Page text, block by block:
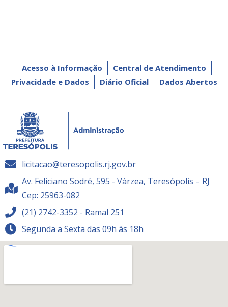
Acesso à Informação
Central de Atendimento
Privacidade e Dados
Diário Oficial Dados Abertos
licitacao@teresopolis.rj.gov.br
Av. Feliciano Sodré, 595 - Várzea, Teresópolis – RJ
Cep: 25963-082
(21) 2742-3352 - Ramal 251
Segunda a Sexta das 09h às 18h